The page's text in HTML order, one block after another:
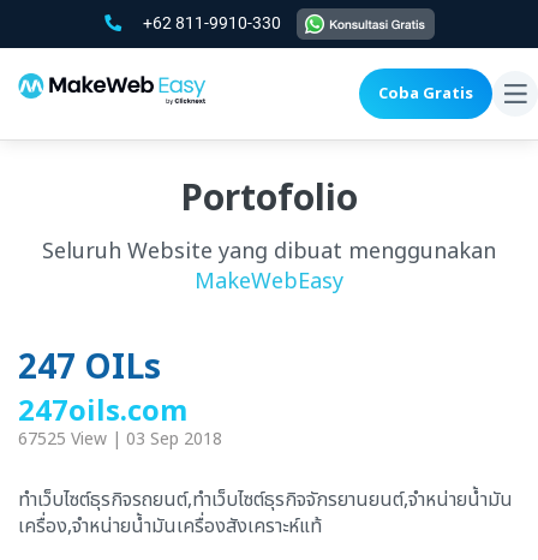
+62 811-9910-330
Coba Gratis
Portofolio
Seluruh Website yang dibuat menggunakan
MakeWebEasy
247 OILs
247oils.com
67525 View | 03 Sep 2018
ทำเว็บไซต์ธุรกิจรถยนต์,ทำเว็บไซต์ธุรกิจจักรยานยนต์,จำหน่ายน้ำมัน
เครื่อง,จำหน่ายน้ำมันเครื่องสังเคราะห์แท้